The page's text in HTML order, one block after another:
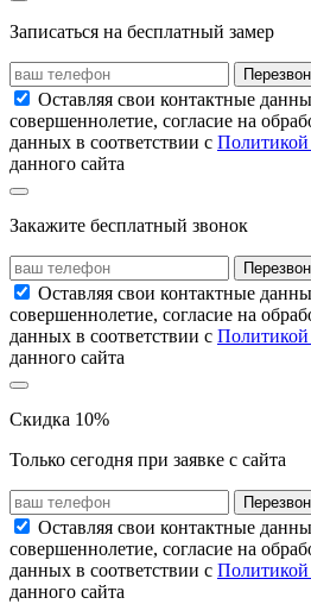
Записаться на бесплатный замер
Оставляя свои контактные
совершеннолетие, согласие на
данных в соответствии с Политикой
данного сайта
Закажите бесплатный звонок
Оставляя свои контактные
совершеннолетие, согласие на
данных в соответствии с Политикой
данного сайта
Скидка 10%
Только сегодня при заявке с сайта
Оставляя свои контактные
совершеннолетие, согласие на
данных в соответствии с Политикой
данного сайта